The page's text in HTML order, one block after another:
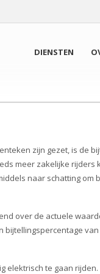
DIENSTEN
zijn gezet, is de
meer zakelijke
naar schatting om
over de actuele
elektrisch te gaan